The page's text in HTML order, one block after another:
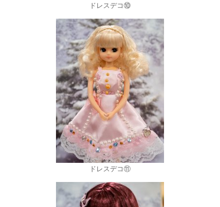
ドレスデコ⑩
ドレスデコ⑪